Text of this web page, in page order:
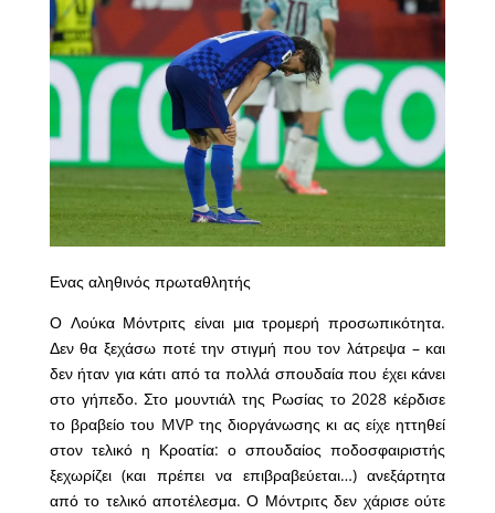
Ενας αληθινός πρωταθλητής
Ο Λούκα Μόντριτς είναι μια τρομερή προσωπικότητα.
Δεν θα ξεχάσω ποτέ την στιγμή που τον λάτρεψα – και
δεν ήταν για κάτι από τα πολλά σπουδαία που έχει κάνει
στο γήπεδο. Στο μουντιάλ της Ρωσίας το 2028 κέρδισε
το βραβείο του MVP της διοργάνωσης κι ας είχε ηττηθεί
στον τελικό η Κροατία: ο σπουδαίος ποδοσφαιριστής
ξεχωρίζει (και πρέπει να επιβραβεύεται…) ανεξάρτητα
από το τελικό αποτέλεσμα. Ο Μόντριτς δεν χάρισε ούτε